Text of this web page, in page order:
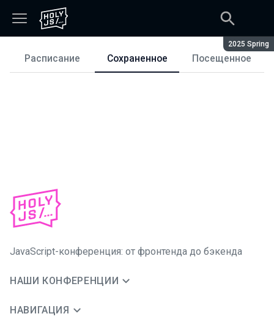
Сезон:
2025 Spring
Расписание
Расписание Сохраненное Посещенное
JavaScript-конференция: от фронтенда до бэкенда
НАШИ КОНФЕРЕНЦИИ
НАВИГАЦИЯ